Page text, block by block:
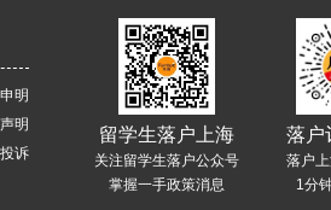
明
明
诉
留学生落户上海
关注留学生落户公众号
掌握一手政策消息
落户
落户
1分